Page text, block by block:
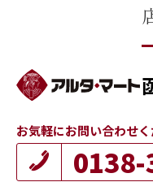
お気軽にお問い合わせ